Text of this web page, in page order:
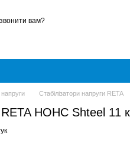
вам?
напруги Стабілізатори напруги RETA
RETA НОНС Shteel 11